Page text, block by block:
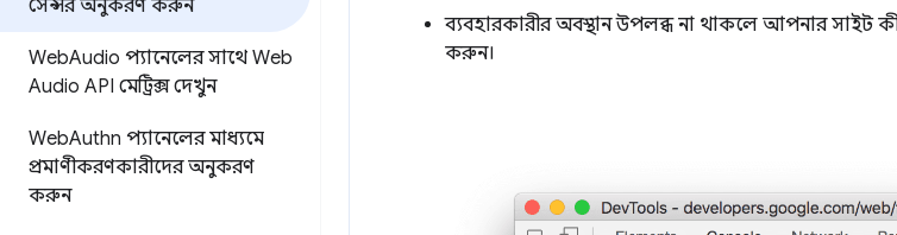
সেন্সর অনুকরণ করুন
WebAudio প্যানেলের সাথে Web
Audio API মেট্রিক্স দেখুন
WebAuthn প্যানেলের মাধ্যমে
প্রমাণীকরণকারীদের অনুকরণ
করুন
ব্যবহারকারীর অবস্থান উপলব্ধ না থাকলে আপনার সাইট
করুন।